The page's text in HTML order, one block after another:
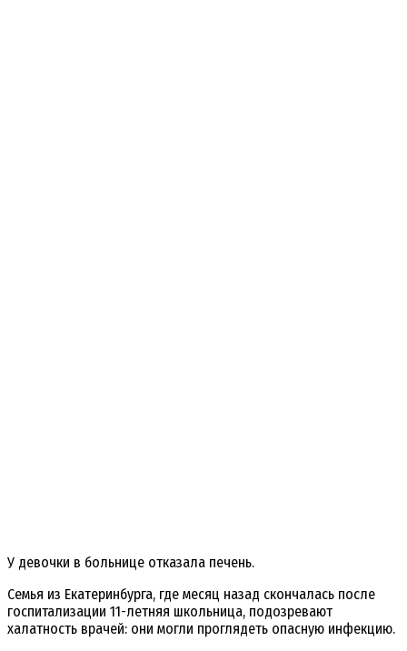
У девочки в больнице отказала печень.
Семья из Екатеринбурга, где месяц назад скончалась после
госпитализации 11-летняя школьница, подозревают
халатность врачей: они могли проглядеть опасную инфекцию.